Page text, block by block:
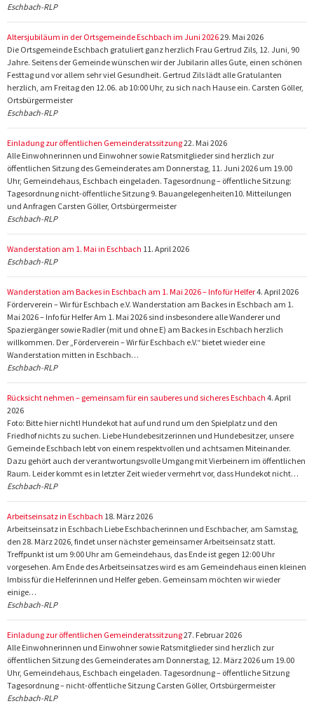
Eschbach-RLP
Altersjubiläum in der Ortsgemeinde Eschbach im Juni 202629. Mai 2026
Die Ortsgemeinde Eschbach gratuliert ganz herzlich Frau Gertrud Zils, 12. Juni, 90
Jahre. Seitens der Gemeinde wünschen wir der Jubilarin alles Gute, einen schönen
Festtag und vor allem sehr viel Gesundheit. Gertrud Zils lädt alle Gratulanten
herzlich, am Freitag den 12.06. ab 10:00 Uhr, zu sich nach Hause ein. Carsten Göller,
Ortsbürgermeister
Eschbach-RLP
Einladung zur öffentlichen Gemeinderatssitzung22. Mai 2026
Alle Einwohnerinnen und Einwohner sowie Ratsmitglieder sind herzlich zur
öffentlichen Sitzung des Gemeinderates am Donnerstag, 11. Juni 2026 um 19.00
Uhr, Gemeindehaus, Eschbach eingeladen. Tagesordnung – öffentliche Sitzung:
Tagesordnung nicht-öffentliche Sitzung 9. Bauangelegenheiten10. Mitteilungen
und Anfragen Carsten Göller, Ortsbürgermeister
Eschbach-RLP
Wanderstation am 1. Mai in Eschbach 11. April 2026
Eschbach-RLP
Wanderstation am Backes in Eschbach am 1. Mai 2026 – Info für Helfer4. April 2026
Förderverein – Wir für Eschbach e.V. Wanderstation am Backes in Eschbach am 1.
Mai 2026 – Info für Helfer Am 1. Mai 2026 sind insbesondere alle Wanderer und
Spaziergänger sowie Radler (mit und ohne E) am Backes in Eschbach herzlich
willkommen. Der „Förderverein – Wir für Eschbach e.V.“ bietet wieder eine
Wanderstation mitten in Eschbach…
Eschbach-RLP
Rücksicht nehmen – gemeinsam für ein sauberes und sicheres Eschbach 4. April
2026
Foto: Bitte hier nicht! Hundekot hat auf und rund um den Spielplatz und den
Friedhof nichts zu suchen. Liebe Hundebesitzerinnen und Hundebesitzer, unsere
Gemeinde Eschbach lebt von einem respektvollen und achtsamen Miteinander.
Dazu gehört auch der verantwortungsvolle Umgang mit Vierbeinern im öffentlichen
Raum. Leider kommt es in letzter Zeit wieder vermehrt vor, dass Hundekot nicht…
Eschbach-RLP
Arbeitseinsatz in Eschbach 18. März 2026
Arbeitseinsatz in Eschbach Liebe Eschbacherinnen und Eschbacher, am Samstag,
den 28. März 2026, findet unser nächster gemeinsamer Arbeitseinsatz statt.
Treffpunkt ist um 9:00 Uhr am Gemeindehaus, das Ende ist gegen 12:00 Uhr
vorgesehen. Am Ende des Arbeitseinsatzes wird es am Gemeindehaus einen kleinen
Imbiss für die Helferinnen und Helfer geben. Gemeinsam möchten wir wieder
einige…
Eschbach-RLP
Einladung zur öffentlichen Gemeinderatssitzung27. Februar 2026
Alle Einwohnerinnen und Einwohner sowie Ratsmitglieder sind herzlich zur
öffentlichen Sitzung des Gemeinderates am Donnerstag, 12. März 2026 um 19.00
Uhr, Gemeindehaus, Eschbach eingeladen. Tagesordnung – öffentliche Sitzung
Tagesordnung – nicht-öffentliche Sitzung Carsten Göller, Ortsbürgermeister
Eschbach-RLP